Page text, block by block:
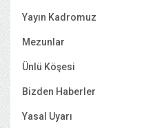
Yayın Kadromuz
Mezunlar
Ünlü Köşesi
Bizden Haberler
Yasal Uyarı